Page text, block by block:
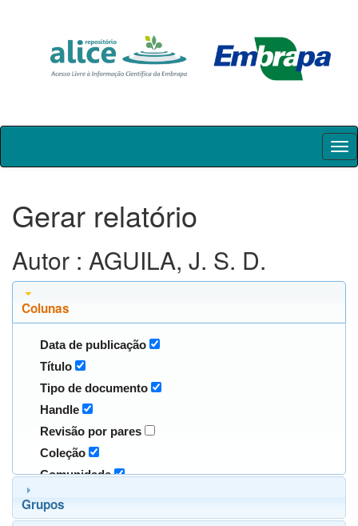
Skip
Gerar relatório
Autor : AGUILA, J. S. D.
Colunas
Data de publicação
Título
Tipo de documento
Handle
Revisão por pares
Coleção
Comunidade
Grupos